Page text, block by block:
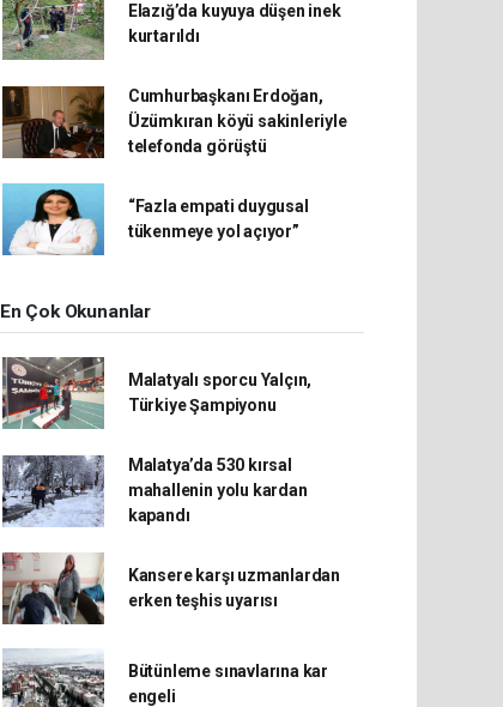
Elazığ’da kuyuya düşen inek
kurtarıldı
Cumhurbaşkanı Erdoğan,
Üzümkıran köyü sakinleriyle
telefonda görüştü
“Fazla empati duygusal
tükenmeye yol açıyor”
En Çok Okunanlar
Malatyalı sporcu Yalçın,
Türkiye Şampiyonu
Malatya’da 530 kırsal
mahallenin yolu kardan
kapandı
Kansere karşı uzmanlardan
erken teşhis uyarısı
Bütünleme sınavlarına kar
engeli